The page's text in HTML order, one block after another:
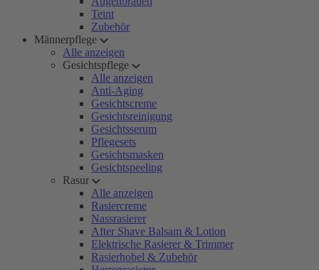
Teint
Zubehör
Männerpflege
Alle anzeigen
Gesichtspflege
Alle anzeigen
Anti-Aging
Gesichtscreme
Gesichtsreinigung
Gesichtsserum
Pflegesets
Gesichtsmasken
Gesichtspeeling
Rasur
Alle anzeigen
Rasiercreme
Nassrasierer
After Shave Balsam & Lotion
Elektrische Rasierer & Trimmer
Rasierhobel & Zubehör